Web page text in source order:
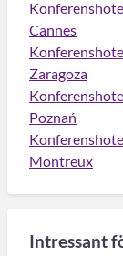
Cannes
Zaragoza
Poznań
Montreux
Intressant